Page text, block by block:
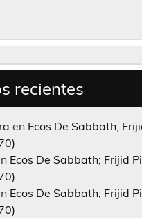
recientes
en Ecos De Sabbath;
Ecos De Sabbath; Frijid
Ecos De Sabbath; Frijid